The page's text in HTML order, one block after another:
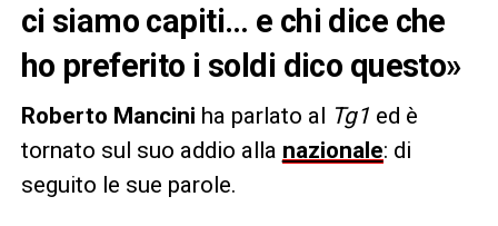
ci siamo capiti… e chi dice che
ho preferito i soldi dico questo»
Roberto Mancini ha parlato al Tg1 ed è
tornato sul suo addio alla nazionale: di
seguito le sue parole.